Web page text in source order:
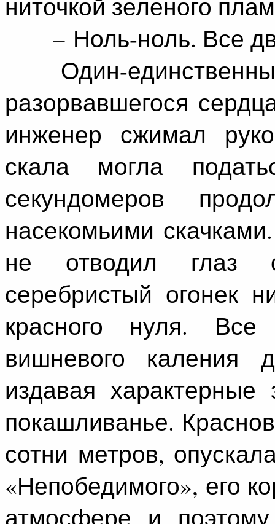
– Ноль-ноль. Все
Один-единственный
разорвавшегося
инженер сжимал
скала могла
секундомеров
насекомьими
не отводил глаз
серебристый огонек
красного нуля.
вишневого каления
издавая
покашливанье.
сотни метров,
«Непобедимого», его
атмосфере и